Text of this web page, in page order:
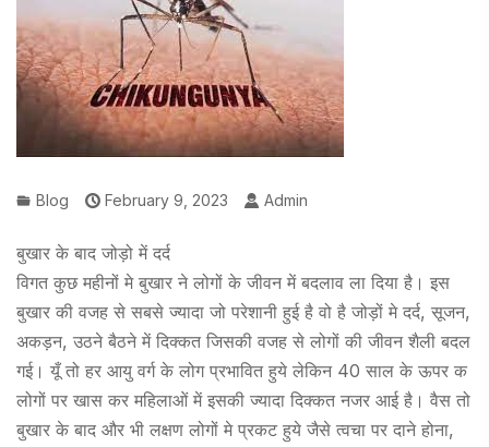
Blog February 9, 2023 Admin
बुखार के बाद जोड़ो में दर्द
विगत कुछ महीनों मे बुखार ने लोगों के जीवन में बदलाव ला दिया है। इस
बुखार की वजह से सबसे ज्यादा जो परेशानी हुई है वो है जोड़ों मे दर्द, सूजन,
अकड़न, उठने बैठने में दिक्कत जिसकी वजह से लोगों की जीवन शैली बदल
गई। यूँ तो हर आयु वर्ग के लोग प्रभावित हुये लेकिन 40 साल के ऊपर क
लोगों पर खास कर महिलाओं में इसकी ज्यादा दिक्कत नजर आई है। वैस तो
बुखार के बाद और भी लक्षण लोगों मे प्रकट हुये जैसे त्वचा पर दाने होना,